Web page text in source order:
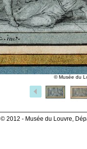
© Musée du
© 2012 - Musée du Louvre,